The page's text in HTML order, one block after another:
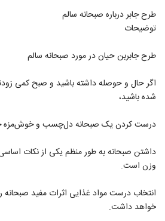
طرح جابر درباره صبحانه سالم
توضیحات
طرح جابربن حیان در مورد صبحانه سالم
اگر حال و حوصله داشته باشید و صبح کمی
شده باشید،
درست کردن یک صبحانه دل‌چسب و خوش‌مزه
داشتن صبحانه به طور منظم یکی از نکات
وزن است.
انتخاب درست مواد غذایی اثرات مفید صبحانه
خواهد داشت.